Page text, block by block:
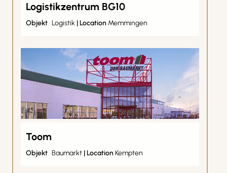
Logistikzentrum BG10
Objekt Logistik |LocationMemmingen
Toom
Objekt Baumarkt |LocationKempten